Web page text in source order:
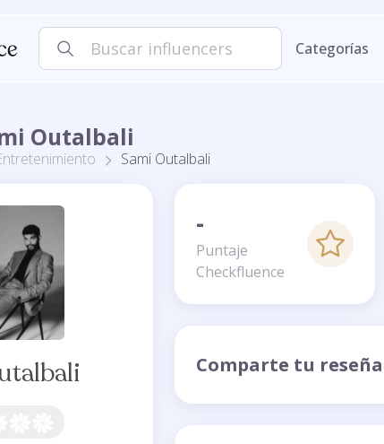
Categorías
Outalbali
Sami Outalbali
-
Puntaje
Checkfluence
Comparte tu reseña